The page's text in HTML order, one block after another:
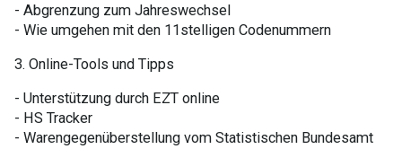
- Abgrenzung zum Jahreswechsel
- Wie umgehen mit den 11stelligen Codenummern
3. Online-Tools und Tipps
- Unterstützung durch EZT online
- HS Tracker
- Warengegenüberstellung vom Statistischen Bundesamt